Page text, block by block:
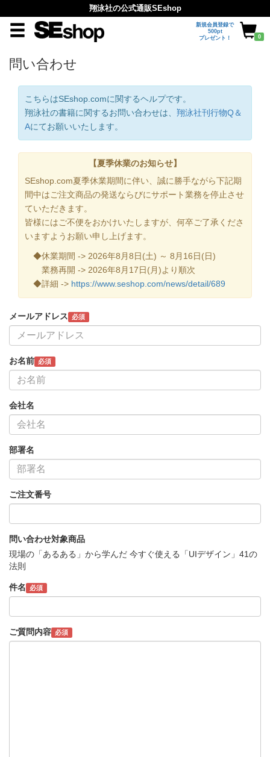
翔泳社の公式通販SEshop
新規会員登録で
500pt
プレゼント！
0
問い合わせ
こちらはSEshop.comに関するヘルプです。
翔泳社の書籍に関するお問い合わせは、 翔泳社刊行物Q＆
Aにてお願いいたします。
【夏季休業のお知らせ】
SEshop.com夏季休業期間に伴い、誠に勝手ながら下記期
間中はご注文商品の発送ならびにサポート業務を停止させ
ていただきます。
皆様にはご不便をおかけいたしますが、何卒ご了承くださ
いますようお願い申し上げます。
◆休業期間 -> 2026年8月8日(土) ～ 8月16日(日)
業務再開 -> 2026年8月17日(月)より順次
◆詳細 -> https://www.seshop.com/news/detail/689
メールアドレス 必須
お名前 必須
会社名
部署名
ご注文番号
問い合わせ対象商品
現場の「あるある」から学んだ 今すぐ使える「UIデザイン」41の
法則
件名 必須
ご質問内容 必須